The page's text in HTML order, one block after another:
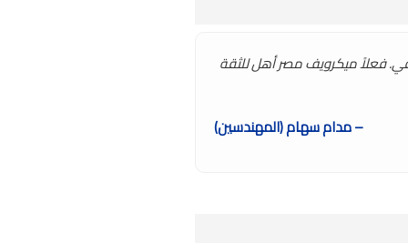
فعلاً ميكرويف مصر أهل للثقة
– مدام سهام (المهندسين)